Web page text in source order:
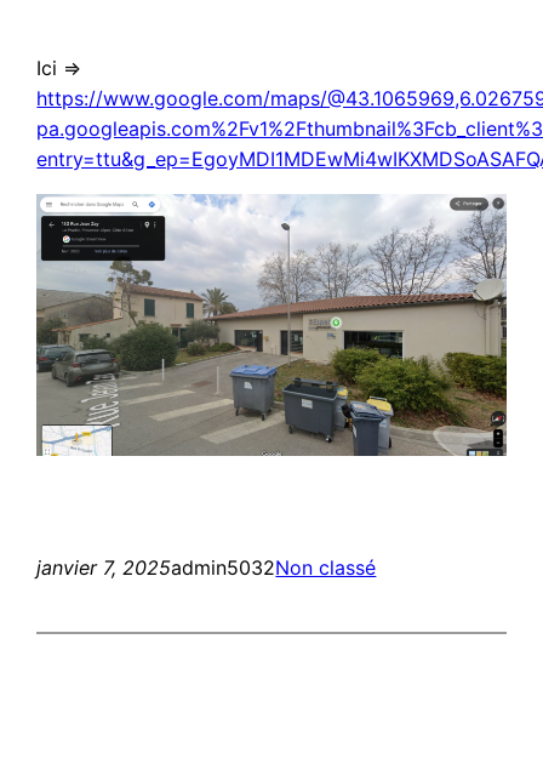
Ici =>
https://www.google.com/maps/
janvier 7, 2025admin5032Non classé